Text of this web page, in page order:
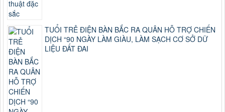
TUỔI TRẺ ĐIỆN BÀN BẮC RA QUÂN HỖ TRỢ CHIẾN
DỊCH “90 NGÀY LÀM GIÀU, LÀM SẠCH CƠ SỞ DỮ
LIỆU ĐẤT ĐAI